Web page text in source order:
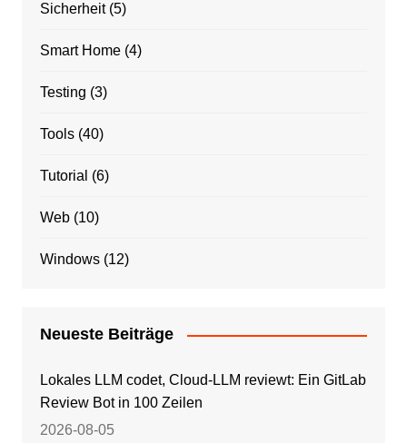
Sicherheit(5)
Smart Home(4)
Testing (3)
Tools(40)
Tutorial (6)
Web(10)
Windows(12)
Neueste Beiträge
Lokales LLM codet, Cloud-LLM reviewt: Ein GitLab
Review Bot in 100 Zeilen
2026-08-05